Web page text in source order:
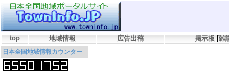
top 地域情報 広告出稿 掲示板 [雑
日本全国地域情報カウンター